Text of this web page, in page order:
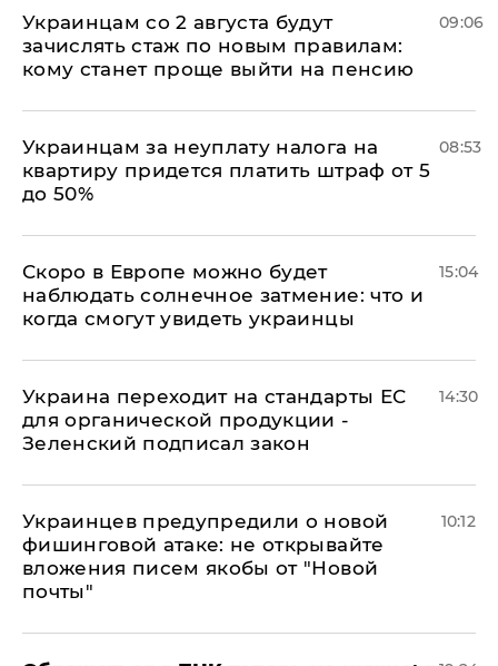
Украинцам со 2 августа будут
зачислять стаж по новым правилам:
кому станет проще выйти на пенсию
09:06
Украинцам за неуплату налога на
квартиру придется платить штраф от 5
до 50%
08:53
Скоро в Европе можно будет
наблюдать солнечное затмение: что и
когда смогут увидеть украинцы
15:04
Украина переходит на стандарты ЕС
для органической продукции -
Зеленский подписал закон
14:30
Украинцев предупредили о новой
фишинговой атаке: не открывайте
вложения писем якобы от "Новой
почты"
10:12